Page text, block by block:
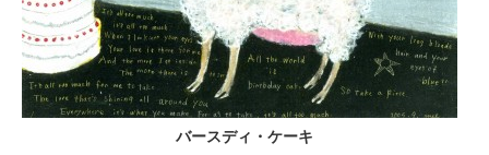
バースディ・ケーキ